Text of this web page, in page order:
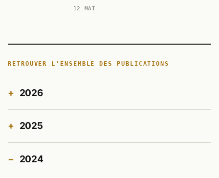
12 MAI
RETROUVER L'ENSEMBLE DES PUBLICATIONS
2026
2025
2024